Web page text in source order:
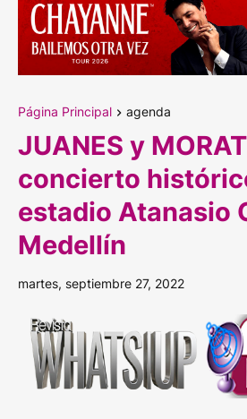
Página Principal agenda
JUANES y
concierto
estadio Atanasio
Medellín
martes, septiembre 27, 2022